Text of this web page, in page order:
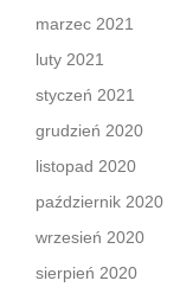
marzec 2021
luty 2021
styczeń 2021
grudzień 2020
listopad 2020
październik 2020
wrzesień 2020
sierpień 2020